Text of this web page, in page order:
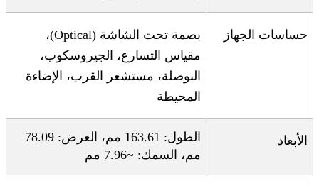
حساسات الجهاز بصمة تحت الشاشة (Optical)
،
مقياس التسارع، الجيروسكوب،
البوصلة، مستشعر القرب، الإضاءة
المحيطة
الأبعاد
الطول: 163.61 مم، العرض: 78.09
مم، السمك: ~7.96 مم